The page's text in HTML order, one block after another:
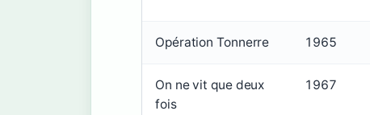
Opération Tonnerre 1965
On ne vit que deux
fois
1967